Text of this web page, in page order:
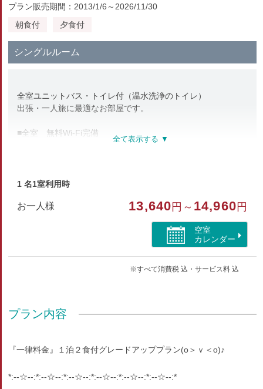
プラン販売期間：2013/1/6～2026/11/30
朝食付
夕食付
シングルルーム
全室ユニットバス・トイレ付（温水洗浄のトイレ）
出張・一人旅に最適なお部屋です。
■全室 無料Wi-Fi完備
■ユニットバス・温水洗浄トイレ付
■除菌・消臭スプレー
■湯沸かしポット（お茶・珈琲セット）
部屋種別
バス/トイレ/インターネットができる部屋/洗浄機付トイ
1 名1室利用時
お一人様 13,640 円～ 14,960 円
空室
カレンダー
※すべて消費税 込・サービス料 込
プラン内容
『一律料金』１泊２食付グレードアッププラン(o＞ｖ＜o)♪
*:--☆--:*:--☆--:*:--☆--:*:--☆--:*:--☆--:*:--☆--:*